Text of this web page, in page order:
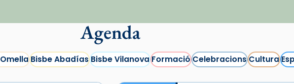
Agenda
Bisbe AbadíasBisbe VilanovaFormacióCelebracionsCultura